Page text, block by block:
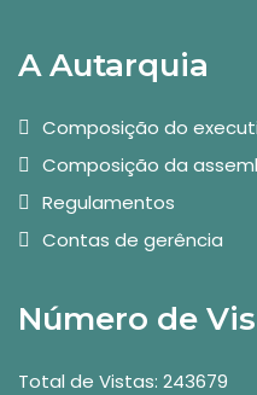
A Autarquia
Composição do
Composição da
Regulamentos
Contas de gerência
Número de
Total de Vistas: 243679